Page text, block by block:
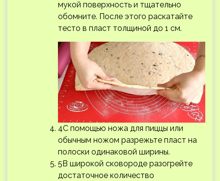
мукой поверхность и тщательно
обомните. После этого раскатайте
тесто в пласт толщиной до 1 см.
4С помощью ножа для пиццы или
обычным ножом разрежьте пласт на
полоски одинаковой ширины.
5В широкой сковороде разогрейте
достаточное количество